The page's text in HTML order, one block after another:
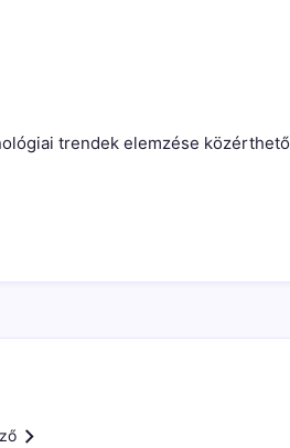
trendek elemzése közérthető